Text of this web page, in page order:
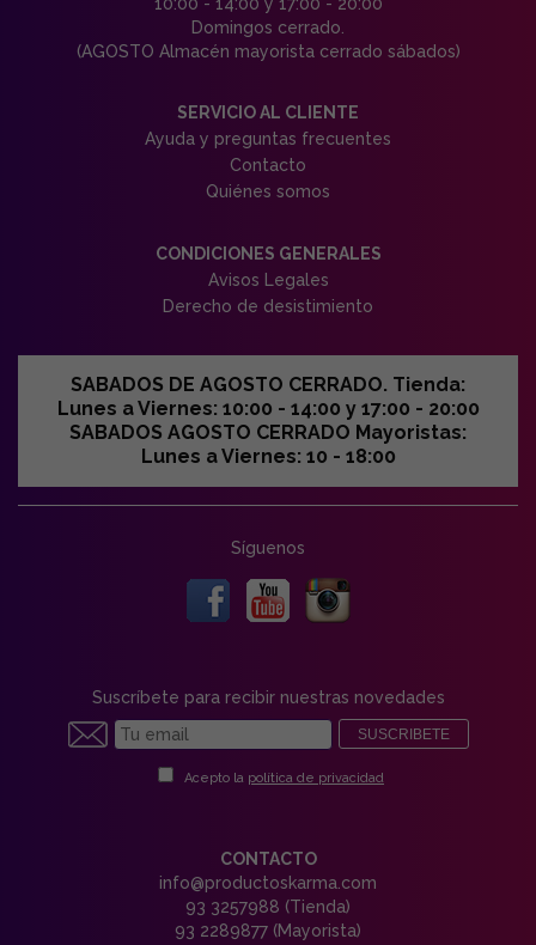
Domingos cerrado.
(AGOSTO Almacén mayorista cerrado sábados)
SERVICIO AL CLIENTE
Ayuda y preguntas frecuentes
Contacto
Quiénes somos
CONDICIONES GENERALES
Avisos Legales
Derecho de desistimiento
SABADOS DE AGOSTO CERRADO. Tienda:
Lunes a Viernes: 10:00 - 14:00 y 17:00 - 20:00
SABADOS AGOSTO CERRADO Mayoristas:
Lunes a Viernes: 10 - 18:00
Síguenos
Suscríbete para recibir nuestras novedades
SUSCRIBETE
Acepto la política de privacidad
CONTACTO
info@productoskarma.com
93 3257988 (Tienda)
93 2289877 (Mayorista)